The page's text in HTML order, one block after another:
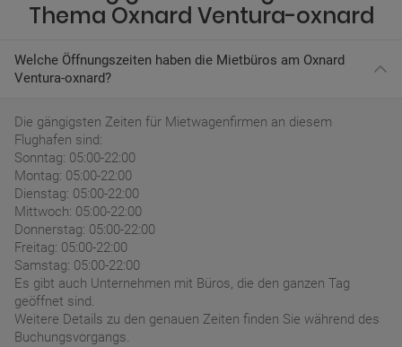
Thema Oxnard Ventura-oxnard
Welche Öffnungszeiten haben die Mietbüros am Oxnard
Ventura-oxnard?
Die gängigsten Zeiten für Mietwagenfirmen an diesem
Flughafen sind:
Sonntag: 05:00-22:00
Montag: 05:00-22:00
Dienstag: 05:00-22:00
Mittwoch: 05:00-22:00
Donnerstag: 05:00-22:00
Freitag: 05:00-22:00
Samstag: 05:00-22:00
Es gibt auch Unternehmen mit Büros, die den ganzen Tag
geöffnet sind.
Weitere Details zu den genauen Zeiten finden Sie während des
Buchungsvorgangs.